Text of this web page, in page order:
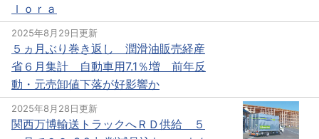
ｌｏｒａ
2025年8月29日更新
５ヵ月ぶり巻き返し 潤滑油販売経産
省６月集計 自動車用7.1％増 前年反
動・元売卸値下落が好影響か
2025年8月28日更新
関西万博輸送トラックへＲＤ供給 ５